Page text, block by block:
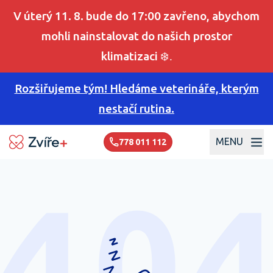
V úterý 11. 8. bude do 17:00 zavřeno, abychom
mohli nainstalovat do našich prostor
klimatizaci ❄️.
Rozšiřujeme tým! Hledáme veterináře, kterým
nestačí rutina.
MENU
778 011 112